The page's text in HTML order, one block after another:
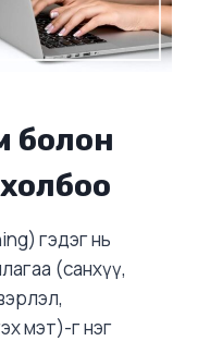
болон
гэдэг нь
(санхүү,
мэт)-г нэг